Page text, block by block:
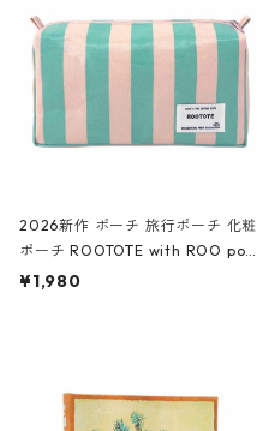
ーガンディー、オフホワイト
2026新作 ポーチ 旅行ポーチ 化粧
ポーチ ROOTOTE with ROO pou
ch 3532 ルートート WR.ポーチ.ラ
¥1,980